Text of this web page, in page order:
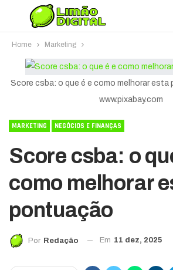
Home Marketing
Score csba: o que é e como melhorar esta
www.pixabay.com
MARKETING NEGÓCIOS E FINANÇAS
Score csba: o
como melhorar
pontuação
Por Redação Em 11 dez, 2025